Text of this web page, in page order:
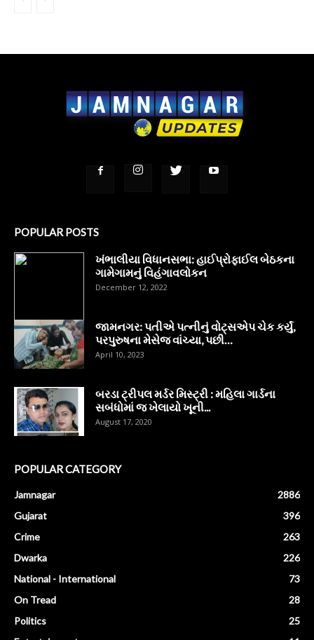
POPULAR POSTS
ખંભાલીયા વિધાનસભા: હાઈપ્રોફાઈલ બેઠકના
ગામેગામનું વિહંગાવલોકન
December 12, 2022
જામનગર: પતીએ પત્નીનું વોટ્સએપ ચેક કર્યું,
પરપુરુષના મેસેજ વાંચ્યા, પછી…
April 10, 2023
બરડા ટ્રીપલ મર્ડર મિસ્ટ્રી : મહિલા ગાર્ડના
સબંધોમાં જ ખેલાયો ખૂની...
August 17, 2020
POPULAR CATEGORY
Jamnagar
2886
Gujarat
396
Crime
263
Dwarka
226
National - International
73
On Tread
28
Politics
25